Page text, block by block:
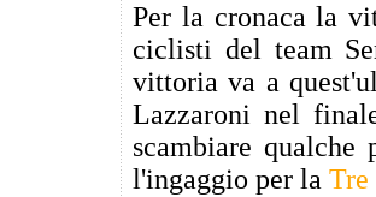
Per la cronaca la
ciclisti del team
vittoria va a
Lazzaroni nel
scambiare
l'ingaggio per la